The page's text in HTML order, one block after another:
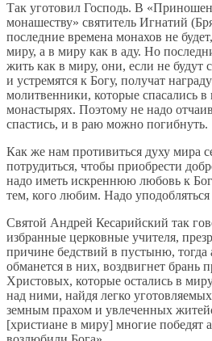
Так уготовил Господь. В
монашеству» святитель Игнатий
последние времена монахов не
миру, а в миру как в аду. Но
жить как в миру, они, если не будут
и устремятся к Богу, получат
молитвенники, которые спасались в
монастырях. Поэтому не надо
спастись, и в раю можно погибнуть.
Как же нам противиться духу мира
потрудиться, чтобы приобрести
надо иметь искреннюю любовь к
тем, кого любим. Надо
Святой Андрей Кесарийский так
избранные церковные учителя,
причине бедствий в пустыню, тогда
обманется в них, воздвигнет брань
Христовых, которые остались в
над ними, найдя легко
земным прахом и увлеченных
[христиане в миру] многие победят